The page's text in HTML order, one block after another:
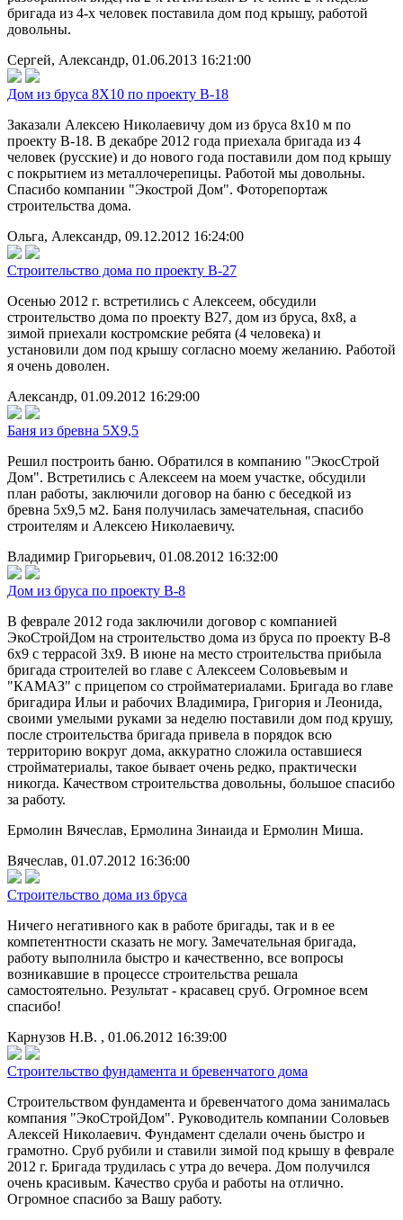
бригада из 4-х человек поставила дом под крышу, работой
довольны.
Сергей, Александр, 01.06.2013 16:21:00
Дом из бруса 8Х10 по проекту В-18
Заказали Алексею Николаевичу дом из бруса 8х10 м по
проекту В-18. В декабре 2012 года приехала бригада из 4
человек (русские) и до нового года поставили дом под крышу
с покрытием из металлочерепицы. Работой мы довольны.
Спасибо компании "Экострой Дом". Фоторепортаж
строительства дома.
Ольга, Александр, 09.12.2012 16:24:00
Строительство дома по проекту В-27
Осенью 2012 г. встретились с Алексеем, обсудили
строительство дома по проекту В27, дом из бруса, 8х8, а
зимой приехали костромские ребята (4 человека) и
установили дом под крышу согласно моему желанию. Работой
я очень доволен.
Александр, 01.09.2012 16:29:00
Баня из бревна 5Х9,5
Решил построить баню. Обратился в компанию "ЭкосСтрой
Дом". Встретились с Алексеем на моем участке, обсудили
план работы, заключили договор на баню с беседкой из
бревна 5х9,5 м2. Баня получилась замечательная, спасибо
строителям и Алексею Николаевичу.
Владимир Григорьевич, 01.08.2012 16:32:00
Дом из бруса по проекту В-8
В феврале 2012 года заключили договор с компанией
ЭкоСтройДом на строительство дома из бруса по проекту В-8
6х9 с террасой 3х9. В июне на место строительства прибыла
бригада строителей во главе с Алексеем Соловьевым и
"КАМАЗ" с прицепом со стройматериалами. Бригада во главе
бригадира Ильи и рабочих Владимира, Григория и Леонида,
своими умелыми руками за неделю поставили дом под крушу,
после строительства бригада привела в порядок всю
территорию вокруг дома, аккуратно сложила оставшиеся
стройматериалы, такое бывает очень редко, практически
никогда. Качеством строительства довольны, большое спасибо
за работу.
Ермолин Вячеслав, Ермолина Зинаида и Ермолин Миша.
Вячеслав, 01.07.2012 16:36:00
Строительство дома из бруса
Ничего негативного как в работе бригады, так и в ее
компетентности сказать не могу. Замечательная бригада,
работу выполнила быстро и качественно, все вопросы
возникавшие в процессе строительства решала
самостоятельно. Результат - красавец сруб. Огромное всем
спасибо!
Карнузов Н.В. , 01.06.2012 16:39:00
Строительство фундамента и бревенчатого дома
Строительством фундамента и бревенчатого дома занималась
компания "ЭкоСтройДом". Руководитель компании Соловьев
Алексей Николаевич. Фундамент сделали очень быстро и
грамотно. Сруб рубили и ставили зимой под крышу в феврале
2012 г. Бригада трудилась с утра до вечера. Дом получился
очень красивым. Качество сруба и работы на отлично.
Огромное спасибо за Вашу работу.